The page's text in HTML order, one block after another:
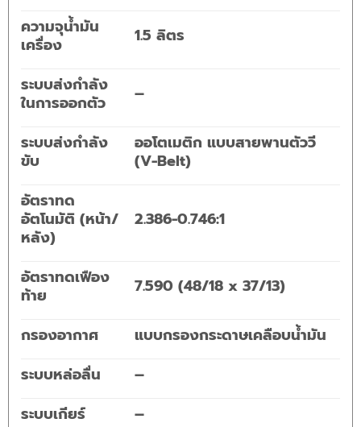
ความจุน้ำมัน
เครื่อง
1.5 ลิตร
ระบบส่งกำลัง
ในการออกตัว
–
ระบบส่งกำลัง
ขับ
ออโตเมติก แบบสายพานตัววี
(V-Belt)
อัตราทด
อัตโนมัติ (หน้า/
หลัง)
2.386-0.746:1
อัตราทดเฟือง
ท้าย
7.590 (48/18 x 37/13)
กรองอากาศ
แบบกรองกระดาษเคลือบน้ำมัน
ระบบหล่อลื่น
–
ระบบเกียร์
–